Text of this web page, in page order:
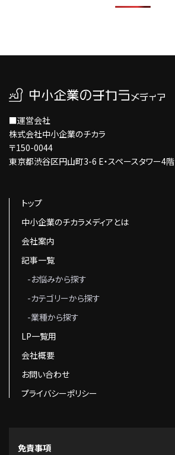
■運営会社
株式会社中小企業のチカラ
〒150-0044
東京都渋谷区円山町3-6 E・スペースタワー4階
トップ
中小企業のチカラメディアとは
会社案内
記事一覧
-お悩みから探す
-カテゴリーから探す
-業種から探す
LP一覧用
会社概要
お問い合わせ
プライバシーポリシー
免責事項